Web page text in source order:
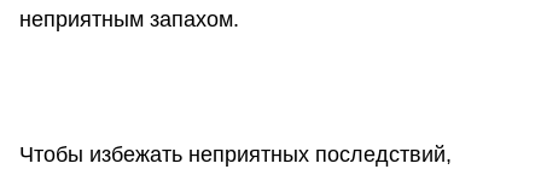
неприятным запахом.
Чтобы избежать неприятных последствий,